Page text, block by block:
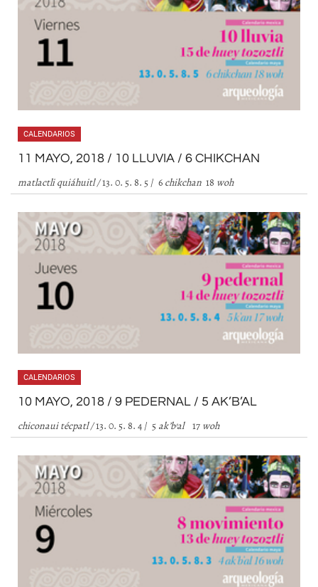
CALENDARIOS
11 MAYO, 2018 / 10 LLUVIA / 6 CHIKCHAN
matlactli quiáhuitl/13. 0. 5. 8. 5 / 6 chikchan 18 woh
CALENDARIOS
10 MAYO, 2018 / 9 PEDERNAL / 5 AK’B’AL
chiconaui técpatl/13. 0. 5. 8. 4 / 5 akb’al 17 woh